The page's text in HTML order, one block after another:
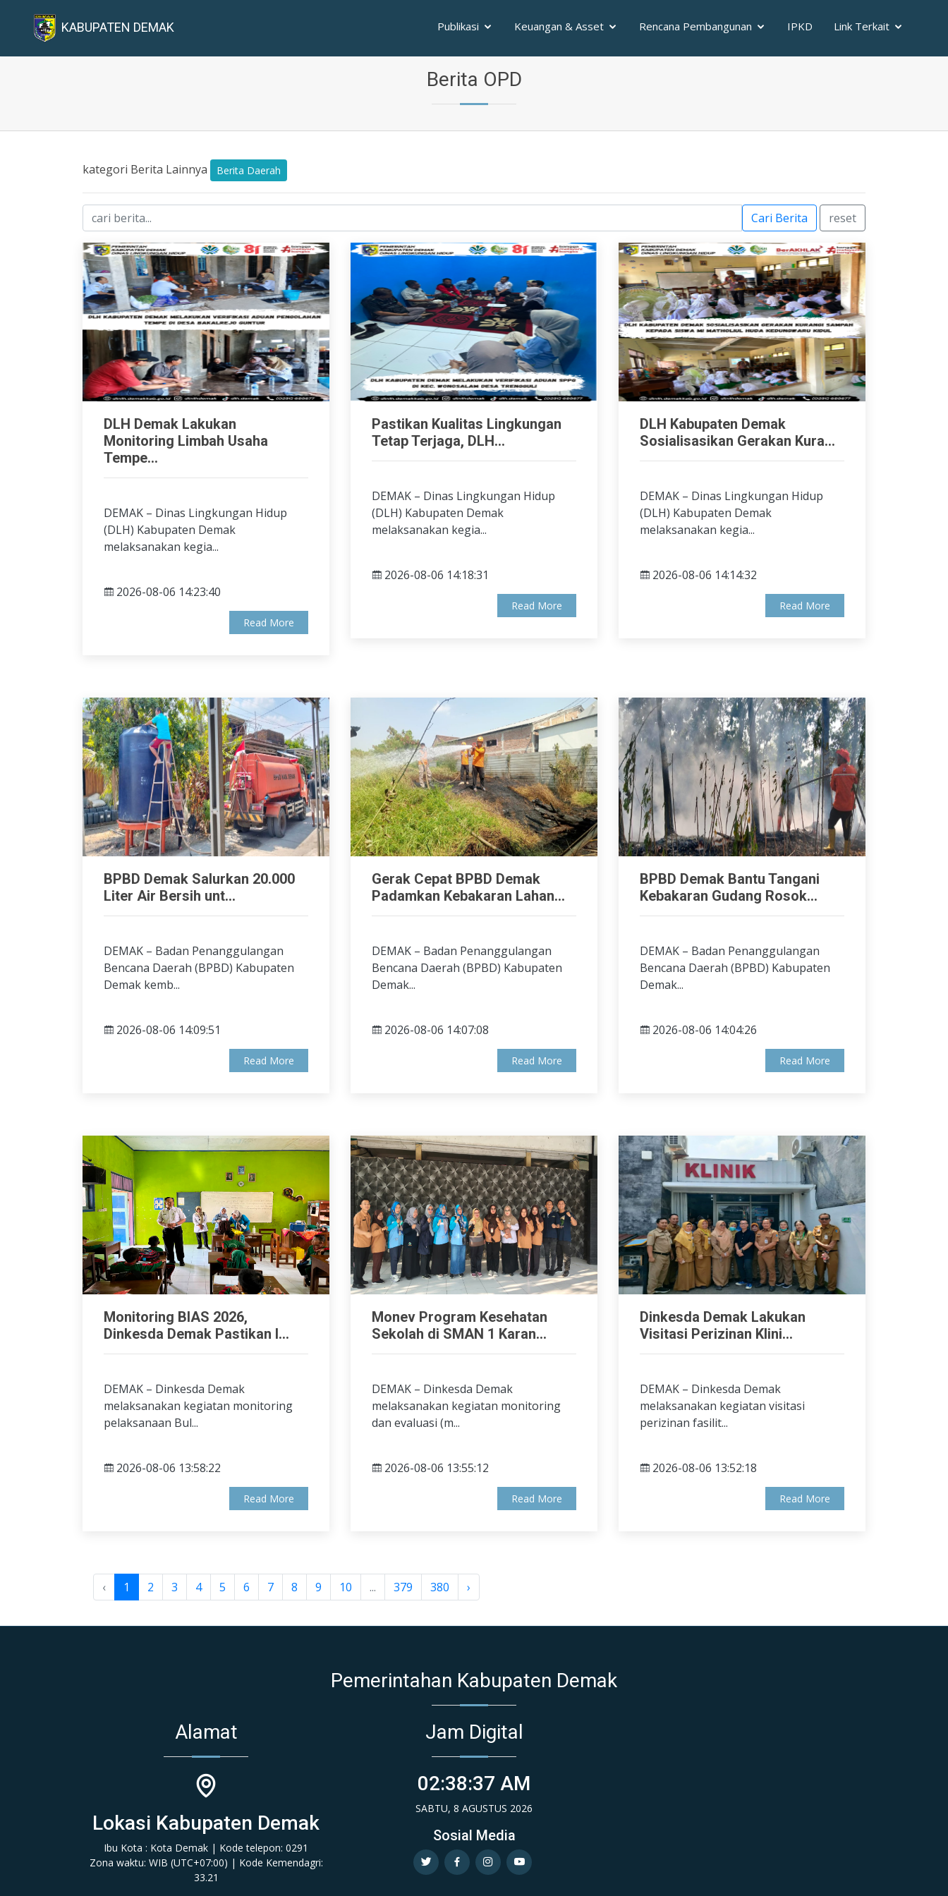
KABUPATEN DEMAK Publikasi Keuangan & Asset Rencana Pembangunan IPKD Link Terkait
Berita OPD
kategori Berita Lainnya Berita Daerah
Cari Berita reset
DLH Demak Lakukan
Monitoring Limbah Usaha
Tempe...
DEMAK – Dinas Lingkungan Hidup
(DLH) Kabupaten Demak
melaksanakan kegia...
2026-08-06 14:23:40
Read More
Pastikan Kualitas Lingkungan
Tetap Terjaga, DLH...
DEMAK – Dinas Lingkungan Hidup
(DLH) Kabupaten Demak
melaksanakan kegia...
2026-08-06 14:18:31
Read More
DLH Kabupaten Demak
Sosialisasikan Gerakan Kura...
DEMAK – Dinas Lingkungan Hidup
(DLH) Kabupaten Demak
melaksanakan kegia...
2026-08-06 14:14:32
Read More
BPBD Demak Salurkan 20.000
Liter Air Bersih unt...
DEMAK – Badan Penanggulangan
Bencana Daerah (BPBD) Kabupaten
Demak kemb...
2026-08-06 14:09:51
Read More
Gerak Cepat BPBD Demak
Padamkan Kebakaran Lahan...
DEMAK – Badan Penanggulangan
Bencana Daerah (BPBD) Kabupaten
Demak...
2026-08-06 14:07:08
Read More
BPBD Demak Bantu Tangani
Kebakaran Gudang Rosok...
DEMAK – Badan Penanggulangan
Bencana Daerah (BPBD) Kabupaten
Demak...
2026-08-06 14:04:26
Read More
Monitoring BIAS 2026,
Dinkesda Demak Pastikan I...
DEMAK – Dinkesda Demak
melaksanakan kegiatan monitoring
pelaksanaan Bul...
2026-08-06 13:58:22
Read More
Monev Program Kesehatan
Sekolah di SMAN 1 Karan...
DEMAK – Dinkesda Demak
melaksanakan kegiatan monitoring
dan evaluasi (m...
2026-08-06 13:55:12
Read More
Dinkesda Demak Lakukan
Visitasi Perizinan Klini...
DEMAK – Dinkesda Demak
melaksanakan kegiatan visitasi
perizinan fasilit...
2026-08-06 13:52:18
Read More
‹ 1 2 3 4 5 6 7 8 9 10 ... 379 380 ›
Pemerintahan Kabupaten Demak
Alamat
Lokasi Kabupaten Demak
Ibu Kota : Kota Demak | Kode telepon: 0291
Zona waktu: WIB (‎UTC+07:00‎)‎ | Kode Kemendagri:
33.21
Jam Digital
02:38:38 AM
SABTU, 8 AGUSTUS 2026
Sosial Media